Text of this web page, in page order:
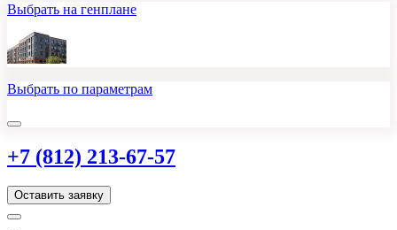
Выбрать на генплане
Выбрать по параметрам
+7 (812) 213-67-57
Оставить заявку